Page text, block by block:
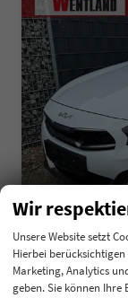
Kia XCeed
1.0 T-GDI GPF
Wir
Unsere Website setzt
Hierbei
Marketing, Analytics
geben. Sie können